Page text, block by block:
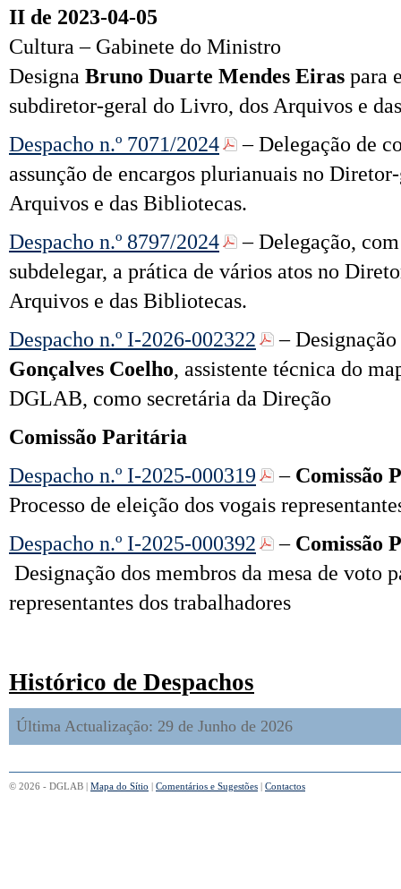
II de 2023-04-05
Cultura – Gabinete do Ministro
Designa Bruno Duarte Mendes Eiras para
subdiretor-geral do Livro, dos Arquivos e
Despacho n.º 7071/2024
– Delegação de
assunção de encargos plurianuais no
Arquivos e das Bibliotecas.
Despacho n.º 8797/2024
– Delegação,
subdelegar, a prática de vários atos no
Arquivos e das Bibliotecas.
Despacho n.º I-2026-002322
–
Gonçalves Coelho, assistente técnica do
DGLAB, como secretária da Direção
Comissão Paritária
Despacho n.º I-2025-000319
– Comissão
Processo de eleição dos vogais
Despacho n.º I-2025-000392
– Comissão
Designação dos membros da mesa de voto
representantes dos trabalhadores
Histórico de Despachos
Última Actualização: 29 de Junho de 2026
© 2026 - DGLAB | Mapa do Sítio | Comentários e Sugestões | Contactos